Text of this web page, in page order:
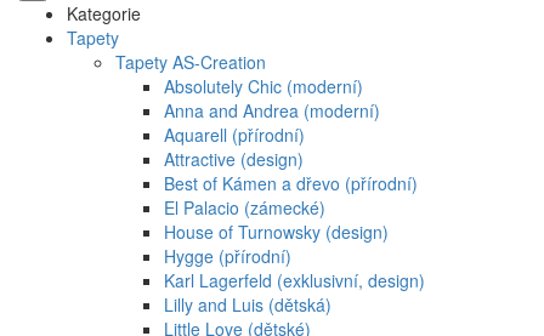
Kategorie
Tapety
Tapety AS-Creation
Absolutely Chic (moderní)
Anna and Andrea (moderní)
Aquarell (přírodní)
Attractive (design)
Best of Kámen a dřevo (přírodní)
El Palacio (zámecké)
House of Turnowsky (design)
Hygge (přírodní)
Karl Lagerfeld (exklusivní, design)
Lilly and Luis (dětská)
Little Love (dětské)